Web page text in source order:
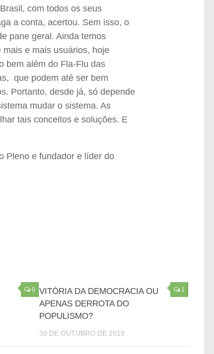
com todos os seus
a conta, acertou. Sem isso, o
pane geral. Ainda temos
mais e mais usuários, hoje
bem além do Fla-Flu das
que podem até ser bem
Portanto, desde já, só depende
mudar o sistema. As
tais conceitos e soluções. E
Pleno e fundador e líder do
0 1
VITÓRIA DA DEMOCRACIA OU
APENAS DERROTA DO
POPULISMO?
30 DE OUTUBRO DE 2018